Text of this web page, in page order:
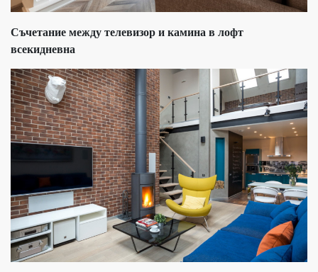
Съчетание между телевизор и камина в лофт
всекидневна